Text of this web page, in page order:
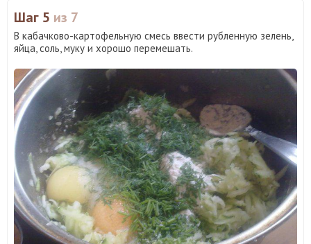
Шаг 5 из 7
В кабачково-картофельную смесь ввести рубленную зелень,
яйца, соль, муку и хорошо перемешать.